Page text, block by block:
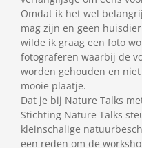
Omdat ik het wel
mag zijn en geen
wilde ik graag een foto
fotograferen waarbij de
worden gehouden en
mooie plaatje.
Dat je bij Nature Talks
Stichting Nature Talks
kleinschalige
een reden om de